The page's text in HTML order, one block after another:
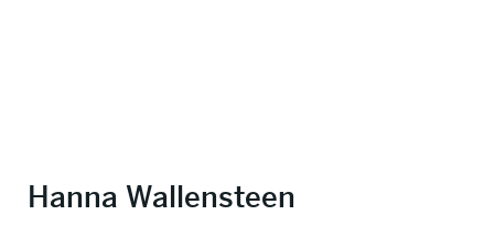
Hanna Wallensteen